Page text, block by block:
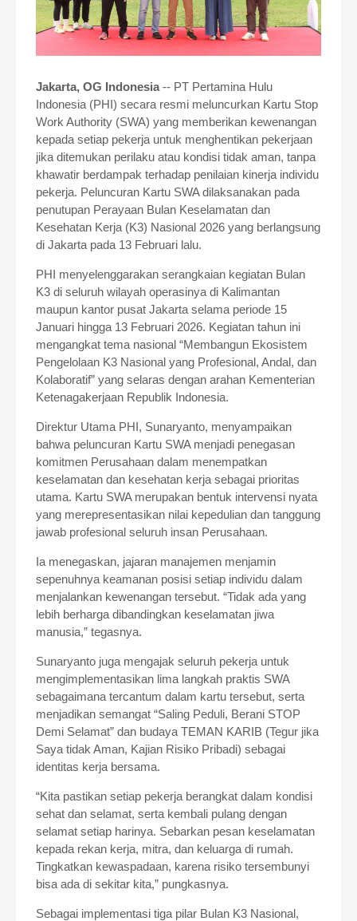
Jakarta, OG Indonesia-- PT Pertamina Hulu
Indonesia (PHI) secara resmi meluncurkan Kartu Stop
Work Authority (SWA) yang memberikan kewenangan
kepada setiap pekerja untuk menghentikan pekerjaan
jika ditemukan perilaku atau kondisi tidak aman, tanpa
khawatir berdampak terhadap penilaian kinerja individu
pekerja. Peluncuran Kartu SWA dilaksanakan pada
penutupan Perayaan Bulan Keselamatan dan
Kesehatan Kerja (K3) Nasional 2026 yang berlangsung
di Jakarta pada 13 Februari lalu.
PHI menyelenggarakan serangkaian kegiatan Bulan
K3 di seluruh wilayah operasinya di Kalimantan
maupun kantor pusat Jakarta selama periode 15
Januari hingga 13 Februari 2026. Kegiatan tahun ini
mengangkat tema nasional “Membangun Ekosistem
Pengelolaan K3 Nasional yang Profesional, Andal, dan
Kolaboratif” yang selaras dengan arahan Kementerian
Ketenagakerjaan Republik Indonesia.
Direktur Utama PHI, Sunaryanto, menyampaikan
bahwa peluncuran Kartu SWA menjadi penegasan
komitmen Perusahaan dalam menempatkan
keselamatan dan kesehatan kerja sebagai prioritas
utama. Kartu SWA merupakan bentuk intervensi nyata
yang merepresentasikan nilai kepedulian dan tanggung
jawab profesional seluruh insan Perusahaan.
Ia menegaskan, jajaran manajemen menjamin
sepenuhnya keamanan posisi setiap individu dalam
menjalankan kewenangan tersebut. “Tidak ada yang
lebih berharga dibandingkan keselamatan jiwa
manusia,” tegasnya.
Sunaryanto juga mengajak seluruh pekerja untuk
mengimplementasikan lima langkah praktis SWA
sebagaimana tercantum dalam kartu tersebut, serta
menjadikan semangat “Saling Peduli, Berani STOP
Demi Selamat” dan budaya TEMAN KARIB (Tegur jika
Saya tidak Aman, Kajian Risiko Pribadi) sebagai
identitas kerja bersama.
“Kita pastikan setiap pekerja berangkat dalam kondisi
sehat dan selamat, serta kembali pulang dengan
selamat setiap harinya. Sebarkan pesan keselamatan
kepada rekan kerja, mitra, dan keluarga di rumah.
Tingkatkan kewaspadaan, karena risiko tersembunyi
bisa ada di sekitar kita,” pungkasnya.
Sebagai implementasi tiga pilar Bulan K3 Nasional,